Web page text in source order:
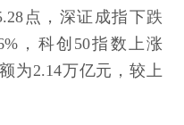
点，深证成指下跌
，科创50指数上涨
为2.14万亿元，较上